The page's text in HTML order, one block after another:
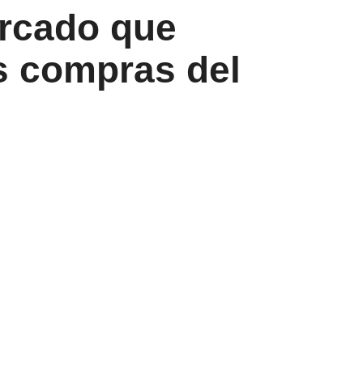
que
compras del